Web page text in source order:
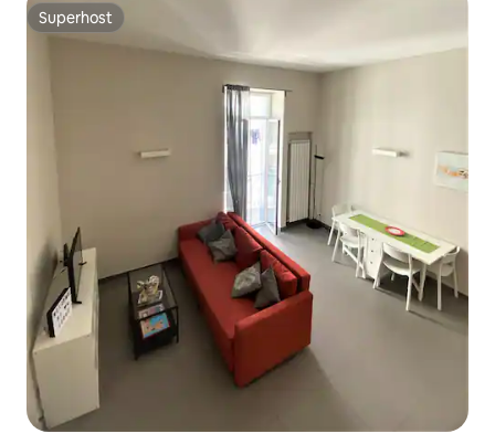
Superhost
Superhost